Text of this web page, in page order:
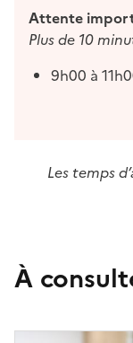
Attente
Plus de 10
9h00 à
Les temps
À